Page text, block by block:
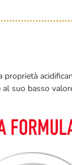
proprietà
suo basso